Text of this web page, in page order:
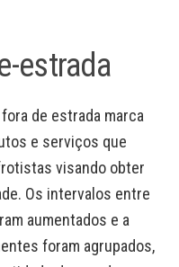
estrada
de estrada marca
e serviços que
visando obter
Os intervalos entre
aumentados e a
foram agrupados,